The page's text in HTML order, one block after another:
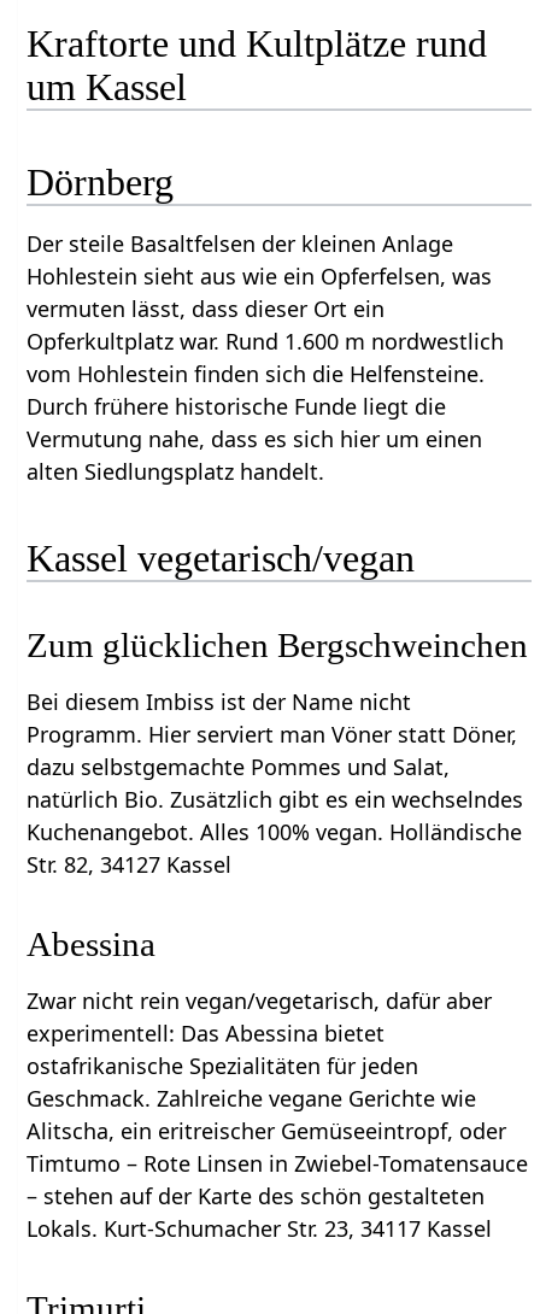
Kraftorte und Kultplätze rund
um Kassel
Dörnberg
Der steile Basaltfelsen der kleinen Anlage
Hohlestein sieht aus wie ein Opferfelsen, was
vermuten lässt, dass dieser Ort ein
Opferkultplatz war. Rund 1.600 m nordwestlich
vom Hohlestein finden sich die Helfensteine.
Durch frühere historische Funde liegt die
Vermutung nahe, dass es sich hier um einen
alten Siedlungsplatz handelt.
Kassel vegetarisch/vegan
Zum glücklichen Bergschweinchen
Bei diesem Imbiss ist der Name nicht
Programm. Hier serviert man Vöner statt Döner,
dazu selbstgemachte Pommes und Salat,
natürlich Bio. Zusätzlich gibt es ein wechselndes
Kuchenangebot. Alles 100% vegan. Holländische
Str. 82, 34127 Kassel
Abessina
Zwar nicht rein vegan/vegetarisch, dafür aber
experimentell: Das Abessina bietet
ostafrikanische Spezialitäten für jeden
Geschmack. Zahlreiche vegane Gerichte wie
Alitscha, ein eritreischer Gemüseeintropf, oder
Timtumo – Rote Linsen in Zwiebel-Tomatensauce
– stehen auf der Karte des schön gestalteten
Lokals. Kurt-Schumacher Str. 23, 34117 Kassel